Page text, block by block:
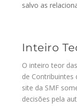
salvo as
Inteiro
O inteiro teor
de Contribuintes
site da SMF
decisões pela